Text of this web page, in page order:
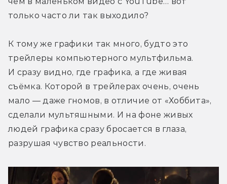
только часто ли так выходило?
К тому же графики так много, будто это
трейлеры компьютерного мультфильма.
И сразу видно, где графика, а где живая
съёмка. Которой в трейлерах очень, очень
мало — даже гномов, в отличие от «Хоббита»,
сделали мультяшными. И на фоне живых
людей графика сразу бросается в глаза,
разрушая чувство реальности.